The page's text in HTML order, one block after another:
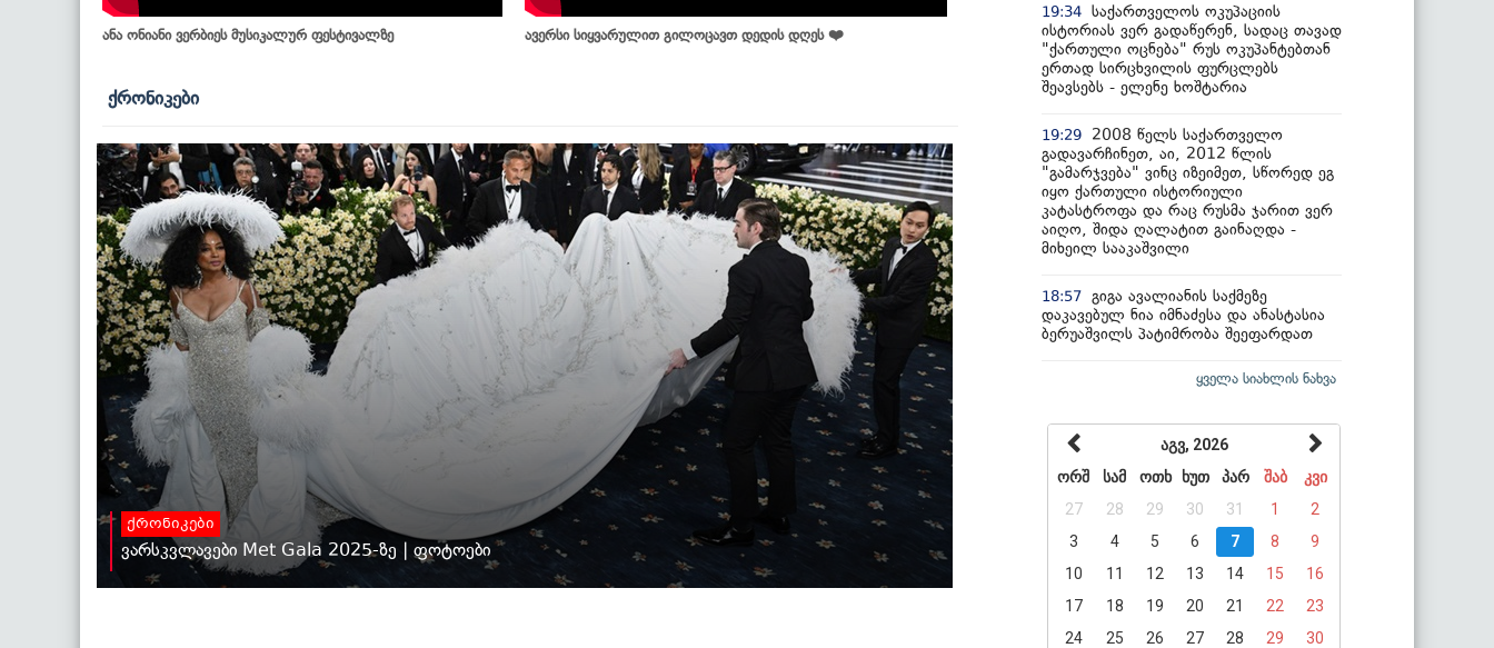
ანა ონიანი ვერბიეს მუსიკალურ ფესტივალზე ავერსი სიყვარულით გილოცავთ დედის დღეს ❤️
ქრონიკები
ქრონიკები
ვარსკვლავები Met Gala 2025-ზე | ფოტოები
19:34 საქართველოს ოკუპაციის
ისტორიას ვერ გადაწერენ, სადაც თავად
"ქართული ოცნება" რუს ოკუპანტებთან
ერთად სირცხვილის ფურცლებს
შეავსებს - ელენე ხოშტარია
19:29
2008 წელს საქართველო
გადავარჩინეთ, აი, 2012 წლის
"გამარჯვება" ვინც იზეიმეთ, სწორედ ეგ
იყო ქართული ისტორიული
კატასტროფა და რაც რუსმა ჯარით ვერ
აიღო, შიდა ღალატით გაინაღდა -
მიხეილ სააკაშვილი
18:57 გიგა ავალიანის საქმეზე
დაკავებულ ნია იმნაძესა და ანასტასია
ბერუაშვილს პატიმრობა შეეფარდათ
ყველა სიახლის ნახვა
აგვ, 2026
ორშ
სამ ოთხ ხუთ პარ შაბ
კვი
27
28 29 30 31 1
2
3
4 5 6 7 8
9
10
11 12 13 14 15
16
17
18 19 20 21 22
23
24
25 26 27 28 29
30